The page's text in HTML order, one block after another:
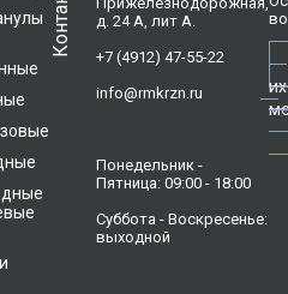
д. 24 А, лит А.
+7 (4912) 47-55-22
info@rmkrzn.ru
Понедельник -
Пятница: 09:00 - 18:00
Суббота - Воскресенье:
выходной
их